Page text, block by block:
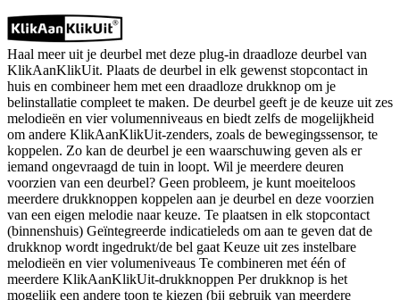
Haal meer uit je deurbel met deze plug-in draadloze deurbel van
KlikAanKlikUit. Plaats de deurbel in elk gewenst stopcontact in
huis en combineer hem met een draadloze drukknop om je
belinstallatie compleet te maken. De deurbel geeft je de keuze uit zes
melodieën en vier volumenniveaus en biedt zelfs de mogelijkheid
om andere KlikAanKlikUit-zenders, zoals de bewegingssensor, te
koppelen. Zo kan de deurbel je een waarschuwing geven als er
iemand ongevraagd de tuin in loopt. Wil je meerdere deuren
voorzien van een deurbel? Geen probleem, je kunt moeiteloos
meerdere drukknoppen koppelen aan je deurbel en deze voorzien
van een eigen melodie naar keuze. Te plaatsen in elk stopcontact
(binnenshuis) Geïntegreerde indicatieleds om aan te geven dat de
drukknop wordt ingedrukt/de bel gaat Keuze uit zes instelbare
melodieën en vier volumeniveaus Te combineren met één of
meerdere KlikAanKlikUit-drukknoppen Per drukknop is het
mogelijk een andere toon te kiezen (bij gebruik van meerdere